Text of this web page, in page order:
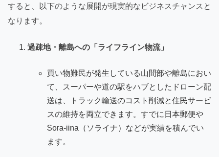
すると、以下のような展開が現実的なビジネスチャンスと
なります。
過疎地・離島への「ライフライン物流」
買い物難民が発生している山間部や離島におい
て、スーパーや道の駅をハブとしたドローン配
送は、トラック輸送のコスト削減と住民サービ
スの維持を両立できます。すでに日本郵便や
Sora-iina（ソライナ）などが実績を積んでい
ます。